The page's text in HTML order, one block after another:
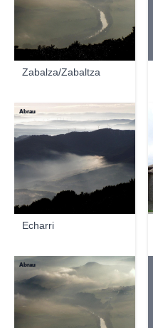
Zabalza/Zabaltza
Echarri
Abrau
Abrau